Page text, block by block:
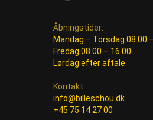
Åbningstider:
Mandag – Torsdag 08.00
Fredag 08.00 – 16.00
Lørdag efter aftale
Kontakt:
info@billeschou.dk
+45 75 14 27 00